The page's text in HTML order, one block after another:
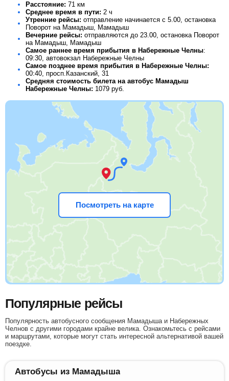
Расстояние: 71 км
Среднее время в пути: 2 ч
Утренние рейсы: отправление начинается с 5.00, остановка
Поворот на Мамадыш, Мамадыш
Вечерние рейсы: отправляются до 23.00, остановка Поворот
на Мамадыш, Мамадыш
Самое раннее время прибытия в Набережные Челны:
09:30, автовокзал Набережные Челны
Самое позднее время прибытия в Набережные Челны:
00:40, просп.Казанский, 31
Средняя стоимость билета на автобус Мамадыш
Набережные Челны: 1079 руб.
Посмотреть на карте
Популярные рейсы
Популярность автобусного сообщения Мамадыша и Набережных
Челнов с другими городами крайне велика. Ознакомьтесь с рейсами
и маршрутами, которые могут стать интересной альтернативой вашей
поездке.
Автобусы из Мамадыша